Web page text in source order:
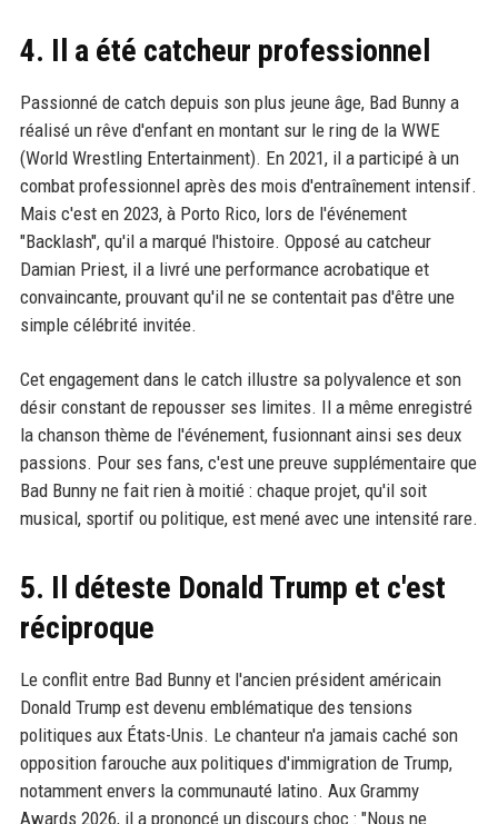
4. Il a été catcheur professionnel
Passionné de catch depuis son plus jeune âge, Bad Bunny a
réalisé un rêve d'enfant en montant sur le ring de la WWE
(World Wrestling Entertainment). En 2021, il a participé à un
combat professionnel après des mois d'entraînement intensif.
Mais c'est en 2023, à Porto Rico, lors de l'événement
"Backlash", qu'il a marqué l'histoire. Opposé au catcheur
Damian Priest, il a livré une performance acrobatique et
convaincante, prouvant qu'il ne se contentait pas d'être une
simple célébrité invitée.
Cet engagement dans le catch illustre sa polyvalence et son
désir constant de repousser ses limites. Il a même enregistré
la chanson thème de l'événement, fusionnant ainsi ses deux
passions. Pour ses fans, c'est une preuve supplémentaire que
Bad Bunny ne fait rien à moitié : chaque projet, qu'il soit
musical, sportif ou politique, est mené avec une intensité rare.
5. Il déteste Donald Trump et c'est
réciproque
Le conflit entre Bad Bunny et l'ancien président américain
Donald Trump est devenu emblématique des tensions
politiques aux États-Unis. Le chanteur n'a jamais caché son
opposition farouche aux politiques d'immigration de Trump,
notamment envers la communauté latino. Aux Grammy
Awards 2026, il a prononcé un discours choc : "Nous ne